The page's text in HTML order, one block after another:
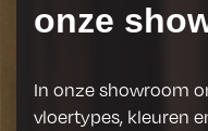
onze
In onze showroom
vloertypes, kleuren